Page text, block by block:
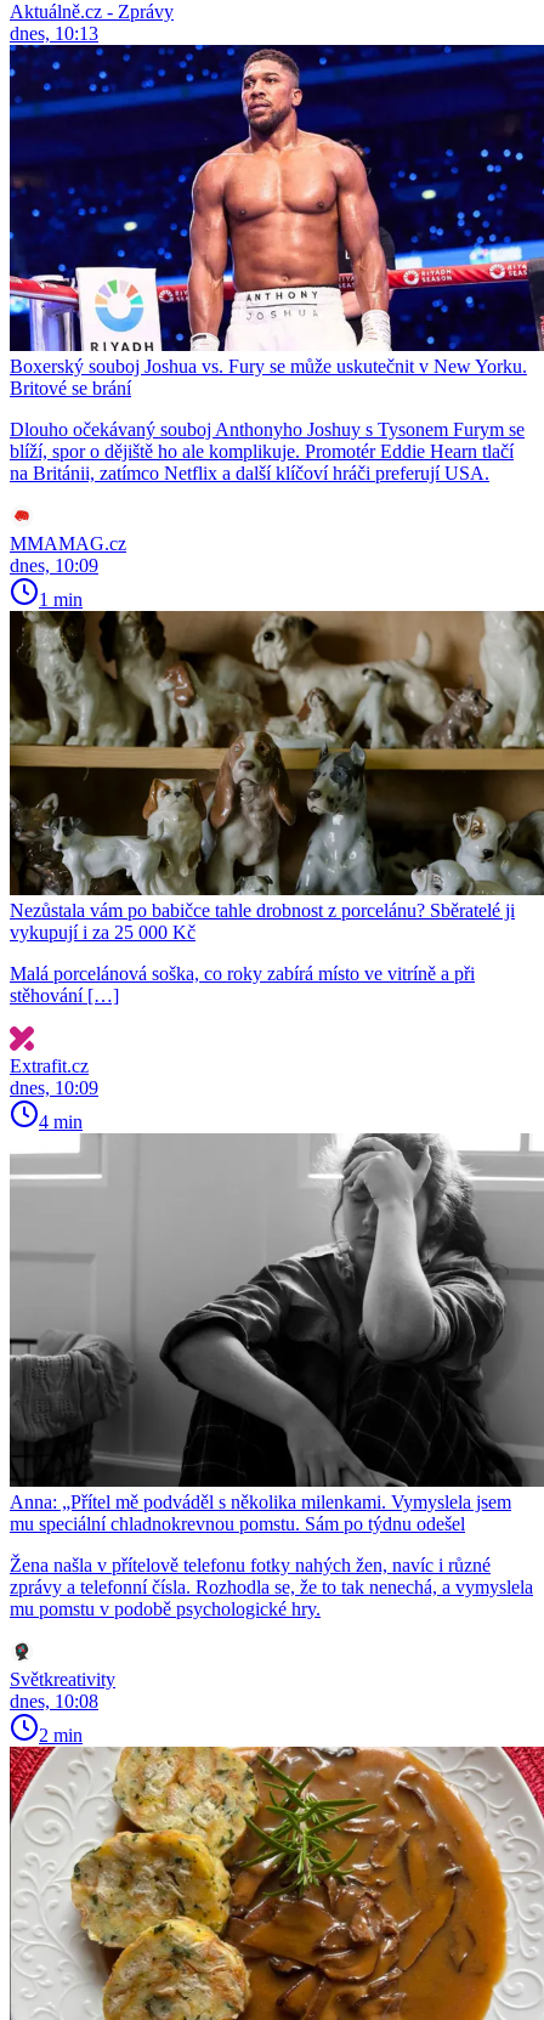
Aktuálně.cz - Zprávy
dnes, 10:13
Boxerský souboj Joshua vs. Fury se může uskutečnit v New Yorku.
Britové se brání
Dlouho očekávaný souboj Anthonyho Joshuy s Tysonem Furym se
blíží, spor o dějiště ho ale komplikuje. Promotér Eddie Hearn tlačí
na Británii, zatímco Netflix a další klíčoví hráči preferují USA.
MMAMAG.cz
dnes, 10:09
1 min
Nezůstala vám po babičce tahle drobnost z porcelánu? Sběratelé ji
vykupují i za 25 000 Kč
Malá porcelánová soška, co roky zabírá místo ve vitríně a při
stěhování […]
Extrafit.cz
dnes, 10:09
4 min
Anna: „Přítel mě podváděl s několika milenkami. Vymyslela jsem
mu speciální chladnokrevnou pomstu. Sám po týdnu odešel
Žena našla v přítelově telefonu fotky nahých žen, navíc i různé
zprávy a telefonní čísla. Rozhodla se, že to tak nenechá, a vymyslela
mu pomstu v podobě psychologické hry.
Světkreativity
dnes, 10:08
2 min